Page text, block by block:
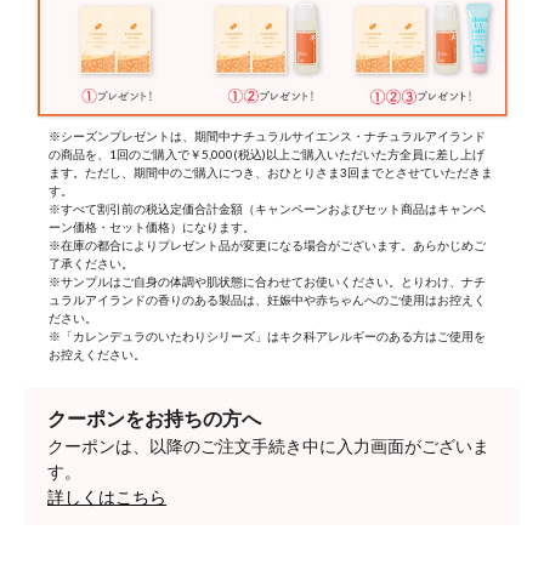
※シーズンプレゼントは、期間中ナチュラルサイエンス・ナチュラルアイランド
の商品を、1回のご購入で￥5,000(税込)以上ご購入いただいた方全員に差し上げ
ます。ただし、期間中のご購入につき、おひとりさま3回までとさせていただきま
す。
※すべて割引前の税込定価合計金額（キャンペーンおよびセット商品はキャンペ
ーン価格・セット価格）になります。
※在庫の都合によりプレゼント品が変更になる場合がございます。あらかじめご
了承ください。
※サンプルはご自身の体調や肌状態に合わせてお使いください。とりわけ、ナチ
ュラルアイランドの香りのある製品は、妊娠中や赤ちゃんへのご使用はお控えく
ださい。
※「カレンデュラのいたわりシリーズ」はキク科アレルギーのある方はご使用を
お控えください。
クーポンをお持ちの方へ
クーポンは、以降のご注文手続き中に入力画面がございま
す。
詳しくはこちら